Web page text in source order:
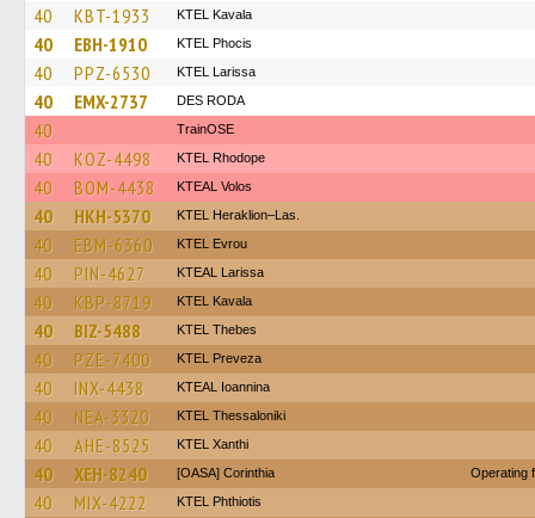
40 KBT-1933 KTEL Kavala
40 EBH-1910 ΚΤΕL Phocis
40 PPZ-6530 KTEL Larissa
40 EMX-2737 DES RODA
40 TrainΟSE
40 KOZ-4498 KTEL Rhodope
40 BOM-4438 KTEAL Volos
40 HKH-5370 KTEL Heraklion–Las.
40 EBM-6360 KTEL Evrou
40 PIN-4627 KTEAL Larissa
40 KBP-8719 KTEL Kavala
40 BIZ-5488 KTEL Thebes
40 PZE-7400 KTEL Preveza
40 INX-4438 KTEAL Ioannina
40 NEA-3320 KTEL Thessaloniki
40 AHE-8525 KTEL Xanthi
40 XEH-8240 [OASA] Corinthia Operating
40 MIX-4222 ΚΤΕL Phthiotis